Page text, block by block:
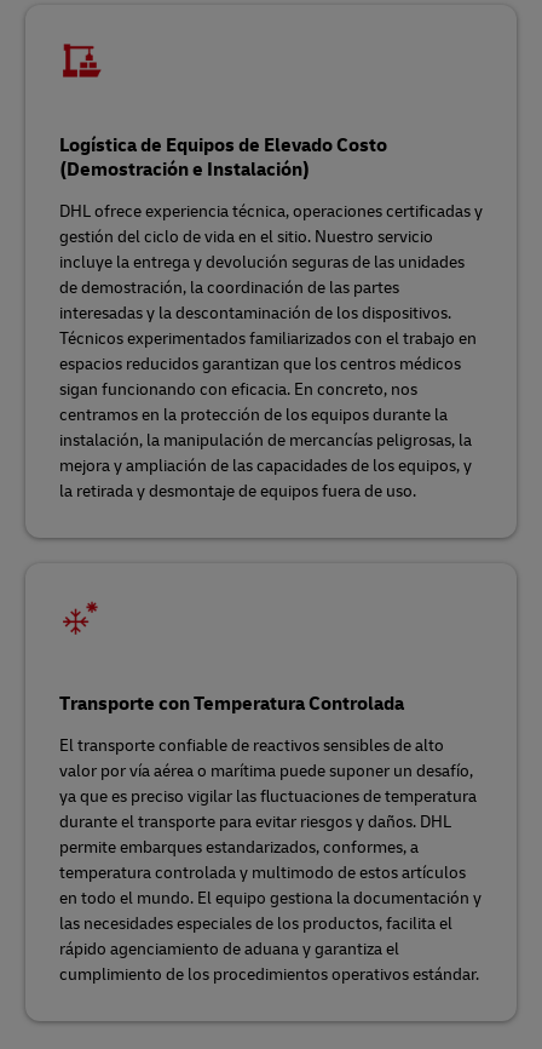
Logística de Equipos de Elevado Costo
(Demostración e Instalación)
DHL ofrece experiencia técnica, operaciones certificadas y
gestión del ciclo de vida en el sitio. Nuestro servicio
incluye la entrega y devolución seguras de las unidades
de demostración, la coordinación de las partes
interesadas y la descontaminación de los dispositivos​.
Técnicos experimentados familiarizados con el trabajo en
espacios reducidos garantizan que los centros médicos
sigan funcionando con eficacia. En concreto, nos
centramos en la protección de los equipos durante la
instalación, la manipulación de mercancías peligrosas, la
mejora y ampliación de las capacidades de los equipos, y
la retirada y desmontaje de equipos fuera de uso.
Transporte con Temperatura Controlada
El transporte confiable de reactivos sensibles de alto
valor por vía aérea o marítima puede suponer un desafío,
ya que es preciso vigilar las fluctuaciones de temperatura
durante el transporte para evitar riesgos y daños. DHL
permite embarques estandarizados, conformes, a
temperatura controlada y multimodo de estos artículos
en todo el mundo. El equipo gestiona la documentación y
las necesidades especiales de los productos, facilita el
rápido agenciamiento de aduana y garantiza el
cumplimiento de los procedimientos operativos estándar.